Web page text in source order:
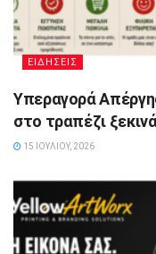
ΕΙΔΗΣΕΙΣ
Υπεραγορά
στο τραπέζι
15 ΙΟΥΛΊΟΥ, 2026